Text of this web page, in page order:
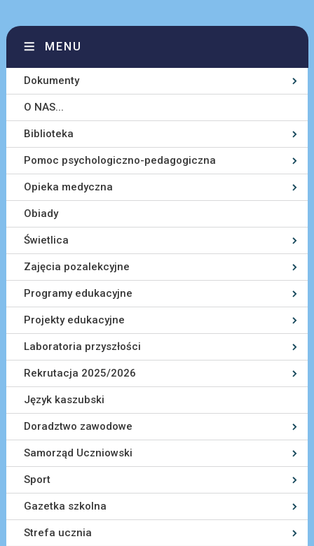
MENU
Dokumenty
O NAS...
Biblioteka
Pomoc psychologiczno-pedagogiczna
Opieka medyczna
Obiady
Świetlica
Zajęcia pozalekcyjne
Programy edukacyjne
Projekty edukacyjne
Laboratoria przyszłości
Rekrutacja 2025/2026
Język kaszubski
Doradztwo zawodowe
Samorząd Uczniowski
Sport
Gazetka szkolna
Strefa ucznia